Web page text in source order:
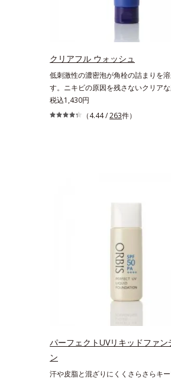
だくために設計された3ステップで、
く美しくあり続けるあなたを応援し
年齢に応じたお手入れのこと*3 デク
ノールW*4 2022年5月 Mintel社デー
ソウエキス配合＝肌にうるおいを与
に満ちたハリツヤ肌へ導く保湿成分
クリアフル ウォッシュ
低刺激性の濃密泡が角栓の詰まりを
す。ニキビの原因を残さないクリアな
げる洗顔料。「ニキビをくり返してし
穴目立ちが気になる」「マスク生活で
技術によって、高い浸透力(*2)と安定
毛穴の目立ちをしっかりケア(*3)して
すいニキビ肌を、みずみずしい清潔な
(*4)へと導きます。たっぷりの保湿成
激。敏感肌の方にもお使いいただけ
タミンE、イノシット、フィチン酸、
ド、スフィンゴ糖脂質*2 角層内*3 う
りキメを整えて毛穴を目立たなくす
よる汚れの除去*5 すべての方に皮膚
ないというわけではありません※敏
税込1,430円
（4.44 /263件）
パーフェクトUVリキッドファン
ン
汗や皮脂と混ざりにくくさらさらキ